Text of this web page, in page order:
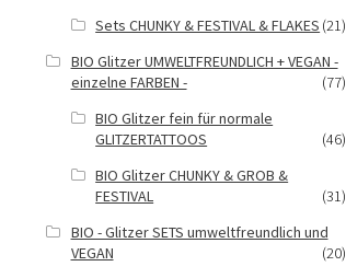
Sets CHUNKY & FESTIVAL & FLAKES (21)
BIO Glitzer UMWELTFREUNDLICH + VEGAN -
einzelne FARBEN -
(77)
BIO Glitzer fein für normale
GLITZERTATTOOS
(46)
BIO Glitzer CHUNKY & GROB &
FESTIVAL
(31)
BIO - Glitzer SETS umweltfreundlich und
VEGAN
(20)